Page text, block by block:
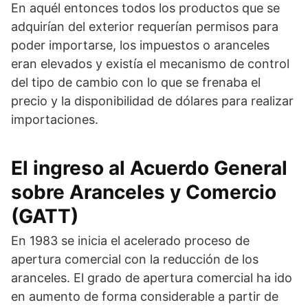
En aquél entonces todos los productos que se
adquirían del exterior requerían permisos para
poder importarse, los impuestos o aranceles
eran elevados y existía el mecanismo de control
del tipo de cambio con lo que se frenaba el
precio y la disponibilidad de dólares para realizar
importaciones.
El ingreso al Acuerdo General
sobre Aranceles y Comercio
(GATT)
En 1983 se inicia el acelerado proceso de
apertura comercial con la reducción de los
aranceles. El grado de apertura comercial ha ido
en aumento de forma considerable a partir de